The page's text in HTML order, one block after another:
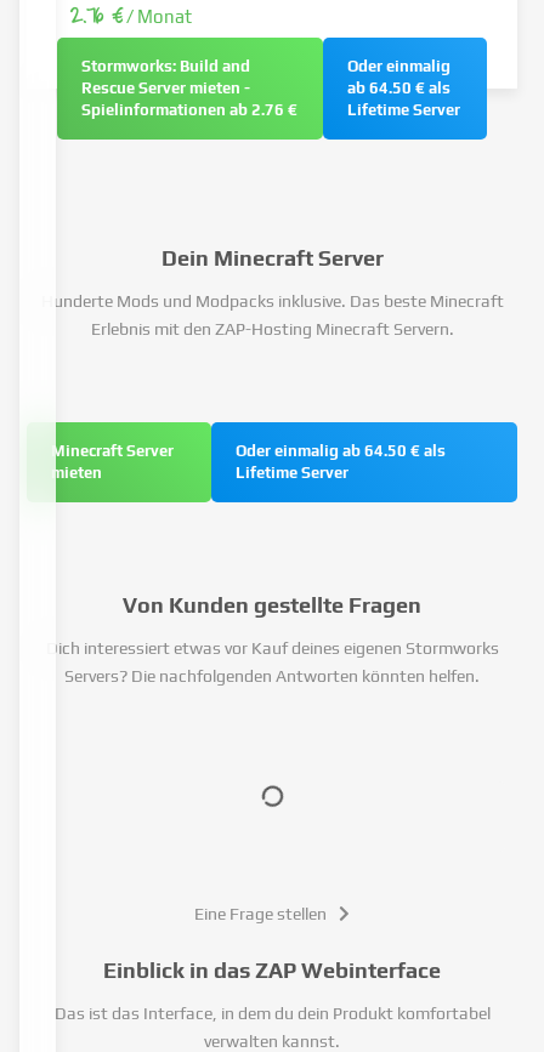
2.76 €/ Monat
Stormworks: Build and
Rescue Server mieten -
Spielinformationen ab 2.76 €
Oder einmalig
ab 64.50 € als
Lifetime Server
Dein Minecraft Server
Hunderte Mods und Modpacks inklusive. Das beste Minecraft
Erlebnis mit den ZAP-Hosting Minecraft Servern.
Minecraft Server
mieten
Oder einmalig ab 64.50 € als
Lifetime Server
Von Kunden gestellte Fragen
Dich interessiert etwas vor Kauf deines eigenen Stormworks
Servers? Die nachfolgenden Antworten könnten helfen.
Eine Frage stellen
Einblick in das ZAP Webinterface
Das ist das Interface, in dem du dein Produkt komfortabel
verwalten kannst.